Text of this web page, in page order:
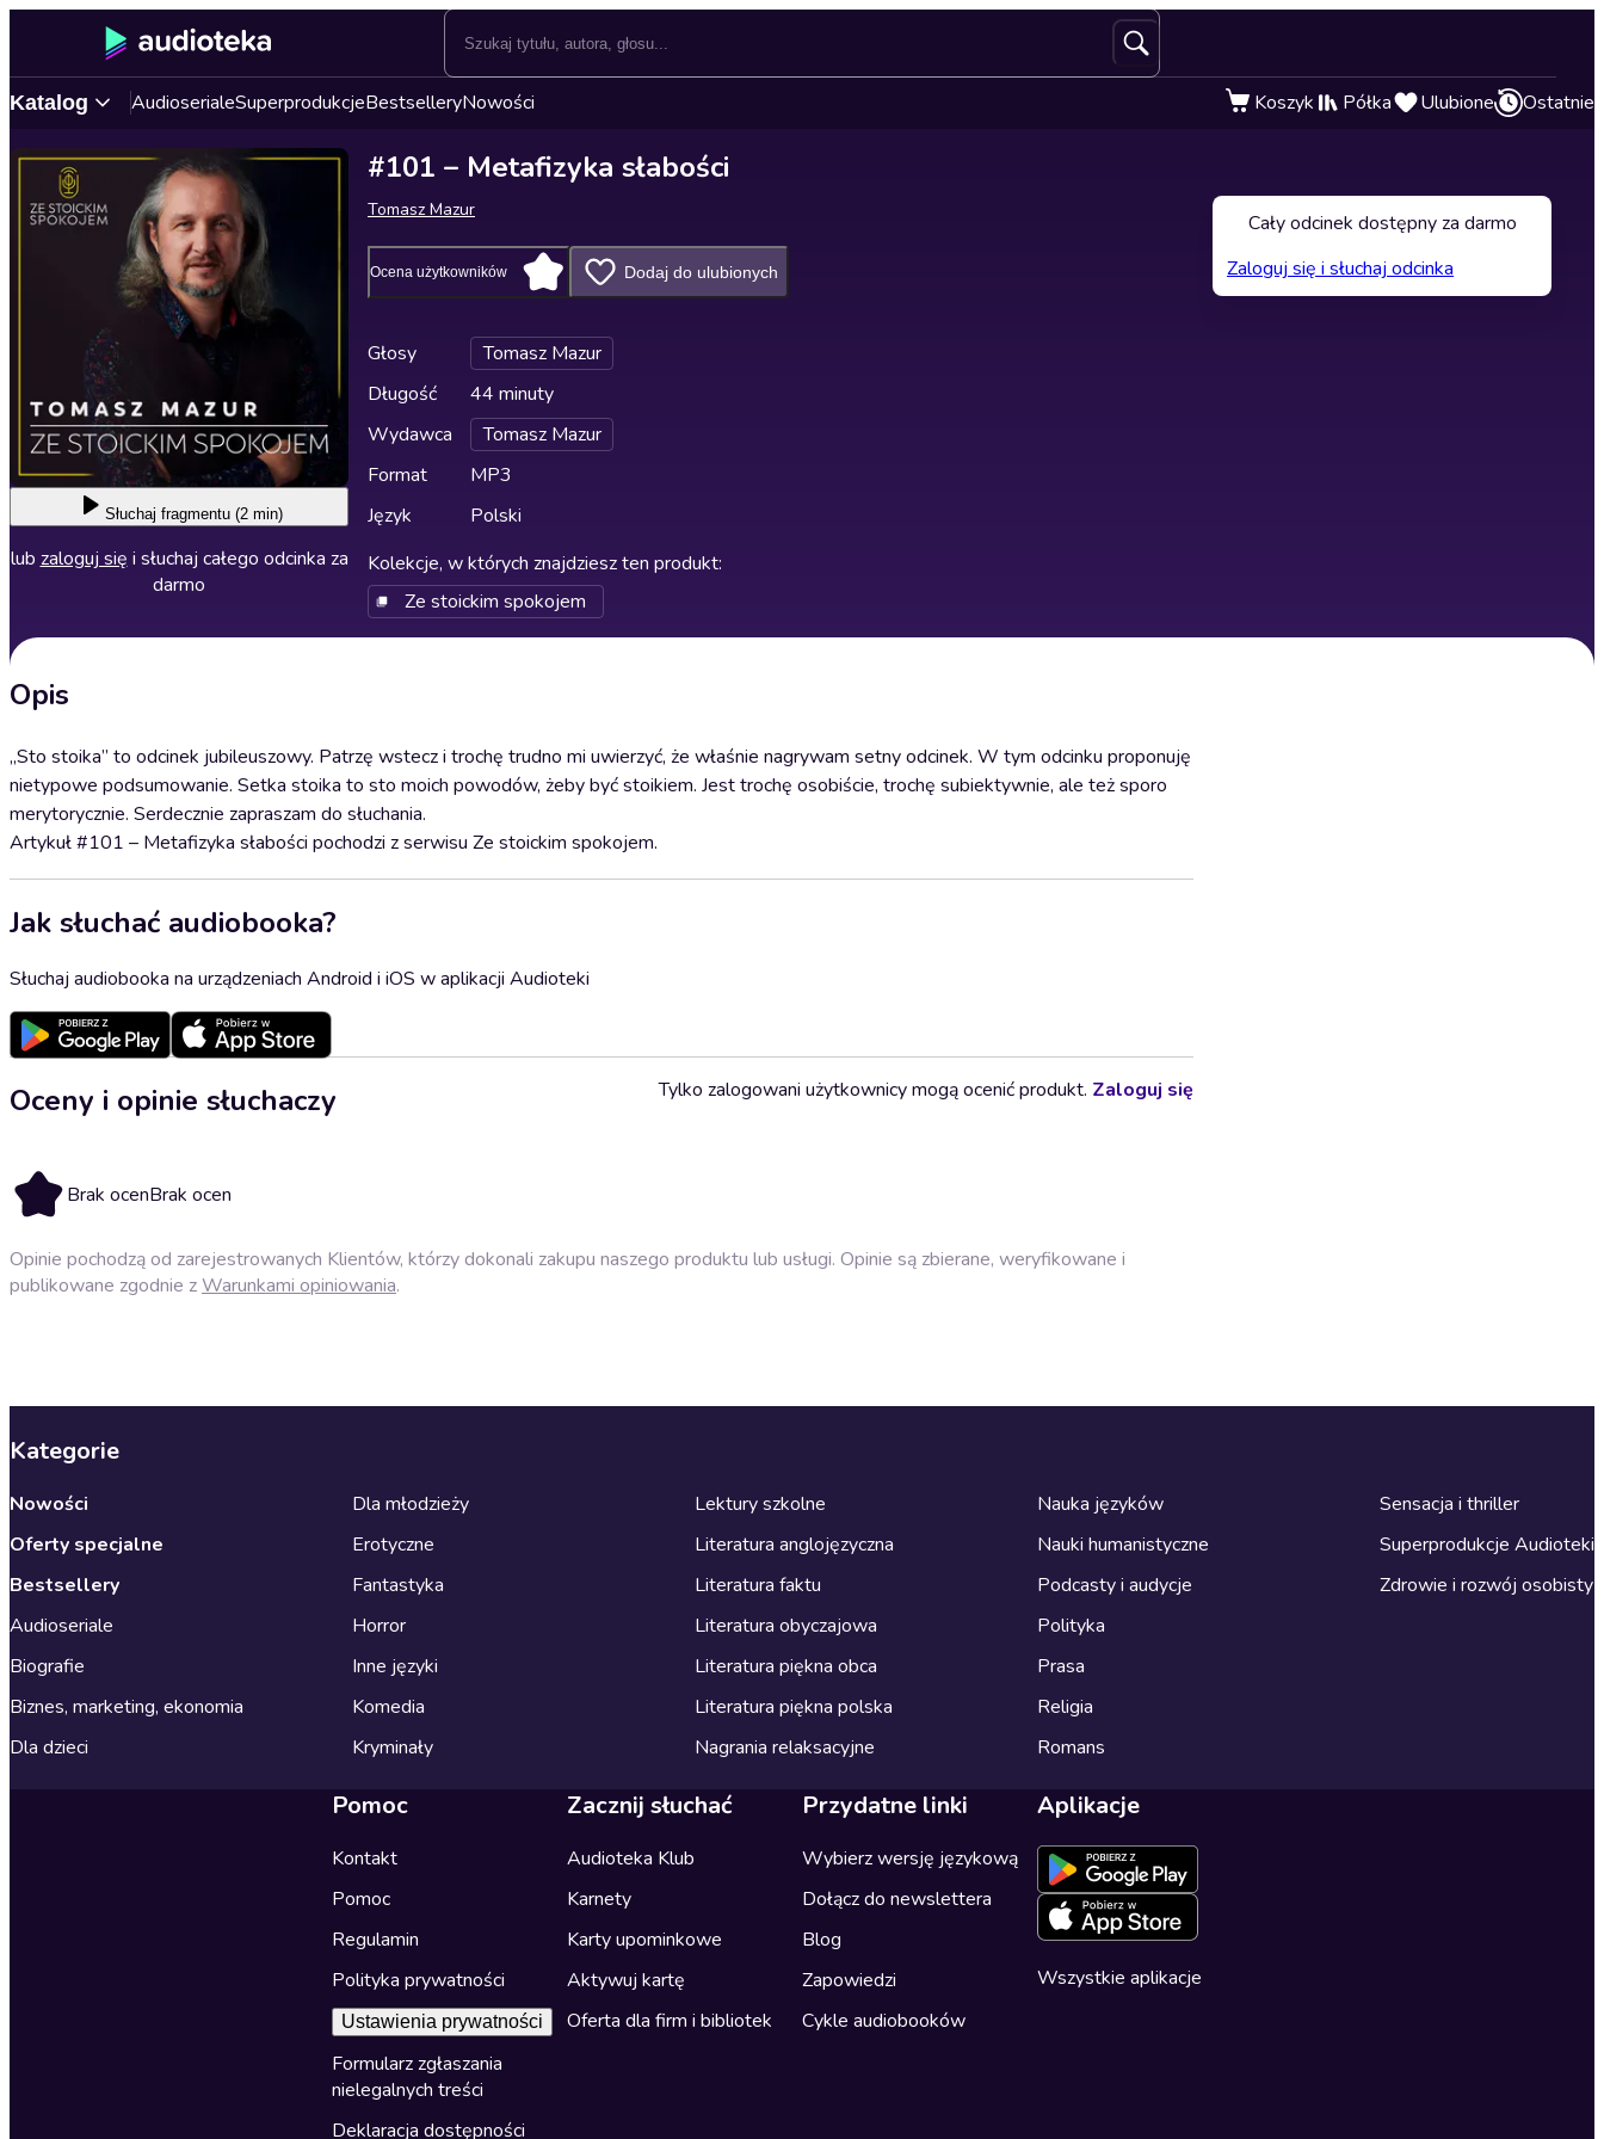
Katalog AudioserialeSuperprodukcjeBestselleryNowości Koszyk Półka Ulubione Ostatnie
Słuchaj fragmentu (2 min)
lub zaloguj się i słuchaj całego odcinka za
darmo
#101 – Metafizyka słabości
Tomasz Mazur
Ocena użytkowników Dodaj do ulubionych
Głosy
Tomasz Mazur
Długość
44 minuty
Wydawca
Tomasz Mazur
Format
MP3
Język
Polski
Kolekcje, w których znajdziesz ten produkt:
Ze stoickim spokojem
Opis
„Sto stoika” to odcinek jubileuszowy. Patrzę wstecz i trochę trudno mi uwierzyć, że właśnie nagrywam setny odcinek. W tym odcinku proponuję
nietypowe podsumowanie. Setka stoika to sto moich powodów, żeby być stoikiem. Jest trochę osobiście, trochę subiektywnie, ale też sporo
merytorycznie. Serdecznie zapraszam do słuchania.
Artykuł #101 – Metafizyka słabości pochodzi z serwisu Ze stoickim spokojem.
Jak słuchać audiobooka?
Słuchaj audiobooka na urządzeniach Android i iOS w aplikacji Audioteki
Oceny i opinie słuchaczy
Brak ocenBrak ocen
Tylko zalogowani użytkownicy mogą ocenić produkt. Zaloguj się
Opinie pochodzą od zarejestrowanych Klientów, którzy dokonali zakupu naszego produktu lub usługi. Opinie są zbierane, weryfikowane i
publikowane zgodnie zWarunkami opiniowania.
Cały odcinek dostępny za darmo
Zaloguj się i słuchaj odcinka
Kategorie
Nowości
Oferty specjalne
Bestsellery
Audioseriale
Biografie
Biznes, marketing, ekonomia
Dla dzieci
Dla młodzieży
Erotyczne
Fantastyka
Horror
Inne języki
Komedia
Kryminały
Lektury szkolne
Literatura anglojęzyczna
Literatura faktu
Literatura obyczajowa
Literatura piękna obca
Literatura piękna polska
Nagrania relaksacyjne
Nauka języków
Nauki humanistyczne
Podcasty i audycje
Polityka
Prasa
Religia
Romans
Sensacja i thriller
Superprodukcje Audioteki
Zdrowie i rozwój osobisty
Pomoc
Kontakt
Pomoc
Regulamin
Polityka prywatności
Ustawienia prywatności
Formularz zgłaszania
nielegalnych treści
Deklaracja dostępności
Zacznij słuchać
Audioteka Klub
Karnety
Karty upominkowe
Aktywuj kartę
Oferta dla firm i bibliotek
Przydatne linki
Wybierz wersję językową
Dołącz do newslettera
Blog
Zapowiedzi
Cykle audiobooków
Aplikacje
Wszystkie aplikacje